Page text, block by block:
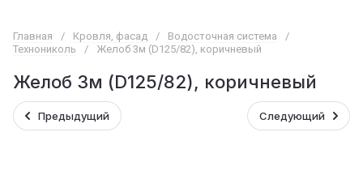
Главная / Кровля, фасад / Водосточная система
/
Технониколь
/ Желоб 3м (D125/82), коричневый
Желоб 3м (D125/82), коричневый
Предыдущий Следующий